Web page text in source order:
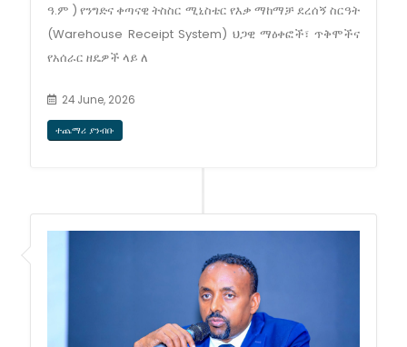
ዓ.ም ) የንግድና ቀጣናዊ ትስስር ሚኒስቴር የእቃ ማከማቻ ደረሰኝ ስርዓት
(Warehouse Receipt System) ህጋዊ ማዕቀፎች፣ ጥቅሞችና
የአሰራር ዘዴዎች ላይ ለ
24 June, 2026
ተጨማሪ ያንብቡ